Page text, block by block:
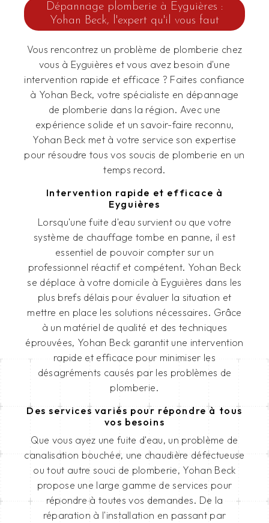
Dépannage plomberie à Eyguières :
Yohan Beck, l'expert qu'il vous faut
Vous rencontrez un problème de plomberie chez
vous à Eyguières et vous avez besoin d'une
intervention rapide et efficace ? Faites confiance
à Yohan Beck, votre spécialiste en dépannage
de plomberie dans la région. Avec une
expérience solide et un savoir-faire reconnu,
Yohan Beck met à votre service son expertise
pour résoudre tous vos soucis de plomberie en un
temps record.
Intervention rapide et efficace à
Eyguières
Lorsqu'une fuite d'eau survient ou que votre
système de chauffage tombe en panne, il est
essentiel de pouvoir compter sur un
professionnel réactif et compétent. Yohan Beck
se déplace à votre domicile à Eyguières dans les
plus brefs délais pour évaluer la situation et
mettre en place les solutions nécessaires. Grâce
à un matériel de qualité et des techniques
éprouvées, Yohan Beck garantit une intervention
rapide et efficace pour minimiser les
désagréments causés par les problèmes de
plomberie.
Des services variés pour répondre à tous
vos besoins
Que vous ayez une fuite d'eau, un problème de
canalisation bouchée, une chaudière défectueuse
ou tout autre souci de plomberie, Yohan Beck
propose une large gamme de services pour
répondre à toutes vos demandes. De la
réparation à l'installation en passant par